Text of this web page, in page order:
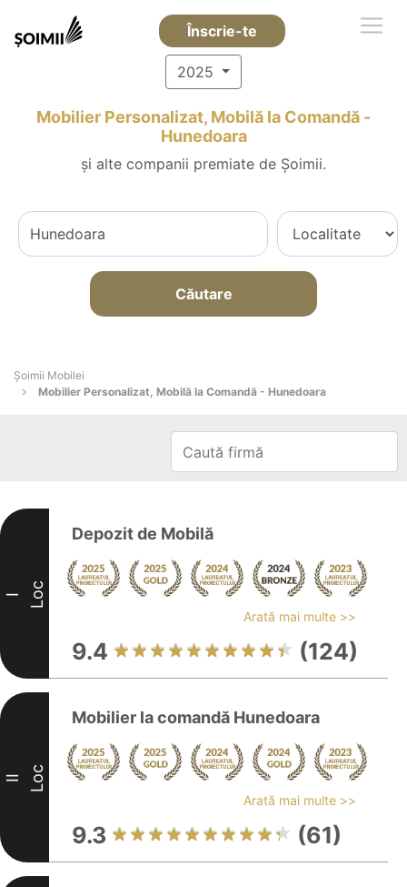
Înscrie-te
2025
Mobilier Personalizat, Mobilă la Comandă -
Hunedoara
și alte companii premiate de Șoimii.
Căutare
Șoimii Mobilei
Mobilier Personalizat, Mobilă la Comandă - Hunedoara
I Loc
Depozit de Mobilă
Arată mai multe >>
9.4 (124)
II Loc
Mobilier la comandă Hunedoara
Arată mai multe >>
9.3 (61)